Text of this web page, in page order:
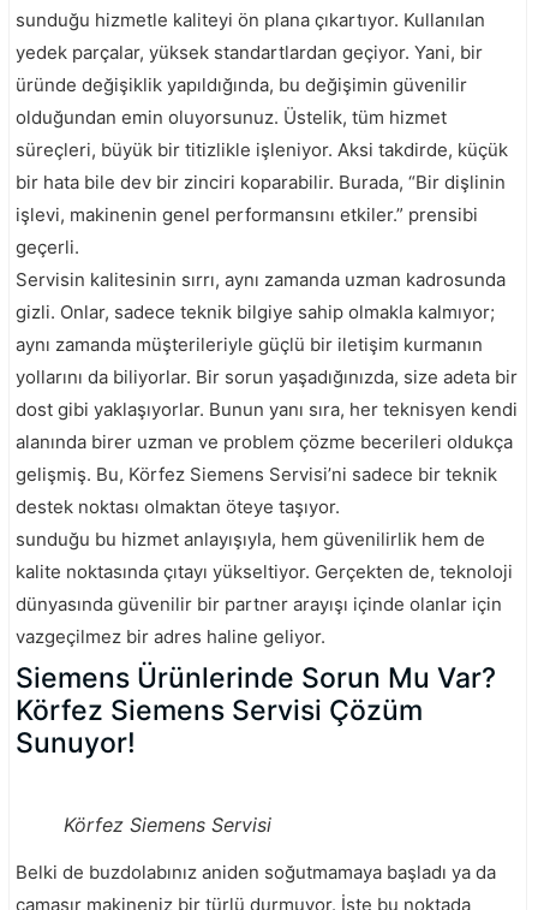
sunduğu hizmetle kaliteyi ön plana çıkartıyor. Kullanılan
yedek parçalar, yüksek standartlardan geçiyor. Yani, bir
üründe değişiklik yapıldığında, bu değişimin güvenilir
olduğundan emin oluyorsunuz. Üstelik, tüm hizmet
süreçleri, büyük bir titizlikle işleniyor. Aksi takdirde, küçük
bir hata bile dev bir zinciri koparabilir. Burada, “Bir dişlinin
işlevi, makinenin genel performansını etkiler.” prensibi
geçerli.
Servisin kalitesinin sırrı, aynı zamanda uzman kadrosunda
gizli. Onlar, sadece teknik bilgiye sahip olmakla kalmıyor;
aynı zamanda müşterileriyle güçlü bir iletişim kurmanın
yollarını da biliyorlar. Bir sorun yaşadığınızda, size adeta bir
dost gibi yaklaşıyorlar. Bunun yanı sıra, her teknisyen kendi
alanında birer uzman ve problem çözme becerileri oldukça
gelişmiş. Bu, Körfez Siemens Servisi’ni sadece bir teknik
destek noktası olmaktan öteye taşıyor.
sunduğu bu hizmet anlayışıyla, hem güvenilirlik hem de
kalite noktasında çıtayı yükseltiyor. Gerçekten de, teknoloji
dünyasında güvenilir bir partner arayışı içinde olanlar için
vazgeçilmez bir adres haline geliyor.
Siemens Ürünlerinde Sorun Mu Var?
Körfez Siemens Servisi Çözüm
Sunuyor!
Körfez Siemens Servisi
Belki de buzdolabınız aniden soğutmamaya başladı ya da
çamaşır makineniz bir türlü durmuyor. İşte bu noktada